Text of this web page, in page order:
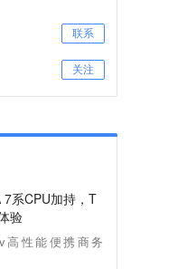
联系
关注
系CPU加持，T
验
高性能便携商务